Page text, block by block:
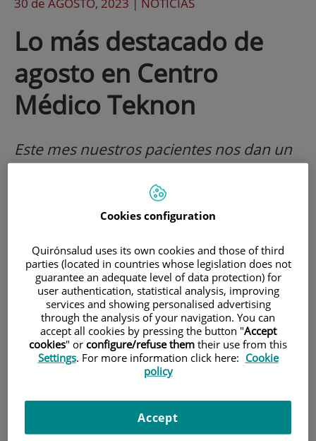
Lo más destacado de
agosto en Centro
Médico Teknon
Este mes nuestros pacientes nos dan un
ruta" de Quirónsalud.
¡Celebramos la excelente valoración que recibimos
de nuestros pacientes!
Cookies configuration
Quirónsalud uses its own cookies and those of third
parties (located in countries whose legislation does not
guarantee an adequate level of data protection) for
user authentication, statistical analysis, improving
services and showing personalised advertising
through the analysis of your navigation. You can
accept all cookies by pressing the button "Accept
cookies" or configure/refuse them their use from this
Settings. For more information click here: Cookie
policy
Accept